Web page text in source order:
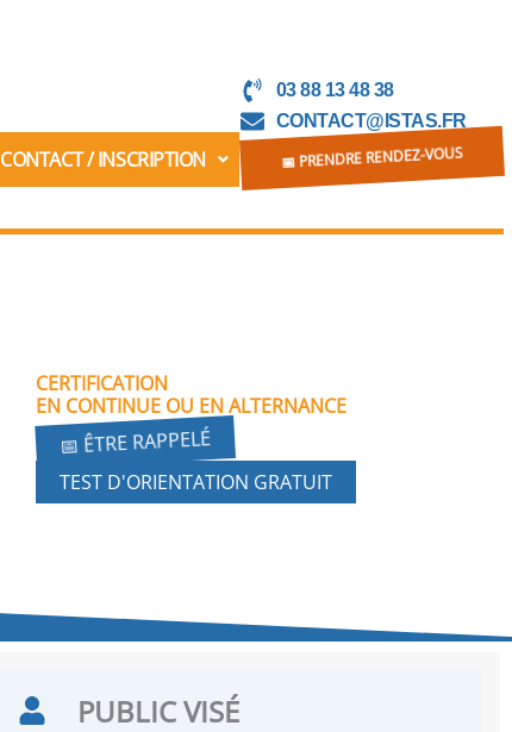
CONTACT / INSCRIPTION
03 88 13 48 38
CONTACT@ISTAS.FR
📅 PRENDRE RENDEZ-VOUS
CERTIFICATION
EN CONTINUE OU EN ALTERNANCE
📅 ÊTRE RAPPELÉ
TEST D'ORIENTATION GRATUIT
PUBLIC VISÉ